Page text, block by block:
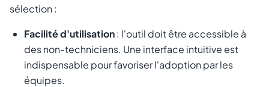
sélection :
Facilité d'utilisation: l'outil doit être accessible à
des non-techniciens. Une interface intuitive est
indispensable pour favoriser l'adoption par les
équipes.